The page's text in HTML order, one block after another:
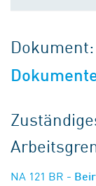
NA 121 BR -